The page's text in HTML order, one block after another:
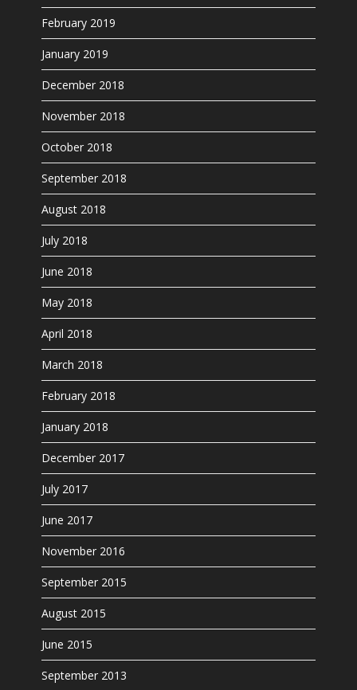
February 2019
January 2019
December 2018
November 2018
October 2018
September 2018
August 2018
July 2018
June 2018
May 2018
April 2018
March 2018
February 2018
January 2018
December 2017
July 2017
June 2017
November 2016
September 2015
August 2015
June 2015
September 2013